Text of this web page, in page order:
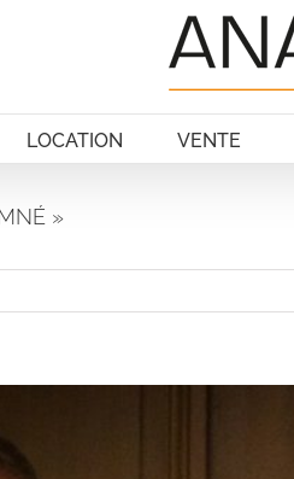
LOCATION VENTE
»